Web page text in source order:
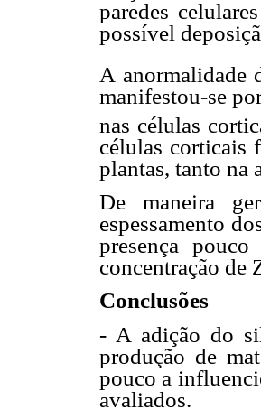
paredes
possível
A anormalidade
manifestou-se
nas células
células corticais
plantas, tanto na
De maneira
espessamento
presença
concentração de
Conclusões
- A adição do
produção de
pouco a
avaliados.